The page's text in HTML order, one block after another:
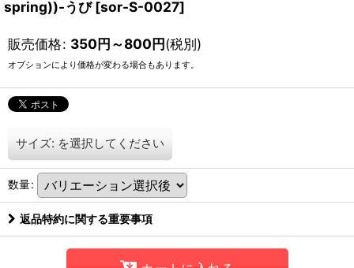
spring))-うび [sor-S-0027]
販売価格: 350円～800円(税別)
オプションにより価格が変わる場合もあります。
サイズ: を選択してください
数量:
返品特約に関する重要事項